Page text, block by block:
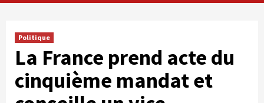
Politique
La France prend acte du
cinquième mandat et